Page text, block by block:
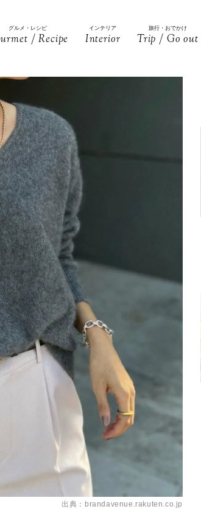
グルメ・レシピ
/ Recipe
インテリア
Interior
旅行・おでかけ
Trip / Go out
出典：brandavenue.rakuten.co.jp